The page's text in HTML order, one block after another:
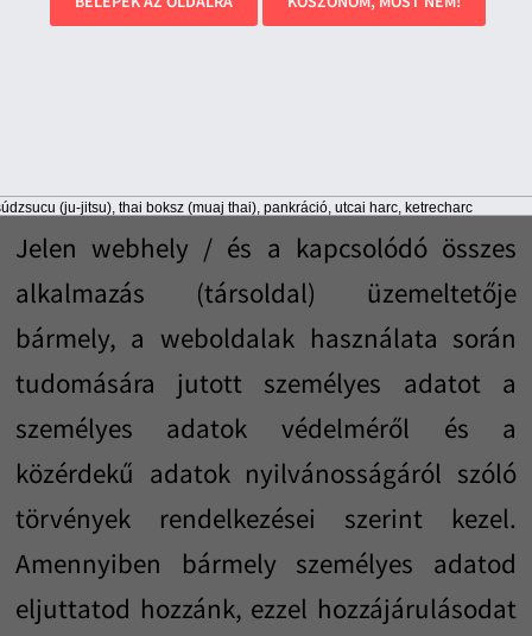
(ju-jitsu), thai boksz (muaj thai), pankráció, utcai harc, ketrecharc
Az oldalra / oldalrendszerre / kapcsolódó
Jelen webhely / és a kapcsolódó összes
alkalmazás (társoldal) üzemeltetője
bármely, a weboldalak használata során
tudomására jutott személyes adatot a
személyes adatok védelméről és a
közérdekű adatok nyilvánosságáról szóló
törvények rendelkezései szerint kezel.
Amennyiben bármely személyes adatod
eljuttatod hozzánk, ezzel hozzájárulásodat